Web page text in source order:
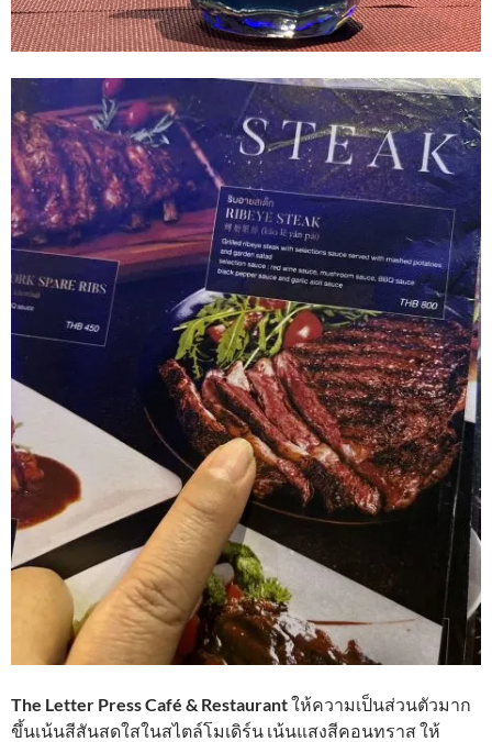
The Letter Press Café & Restaurantให้ความเป็นส่วนตัวมาก
ขึ้นเน้นสีสันสดใสในสไตล์โมเดิร์น เน้นแสงสีคอนทราส ให้